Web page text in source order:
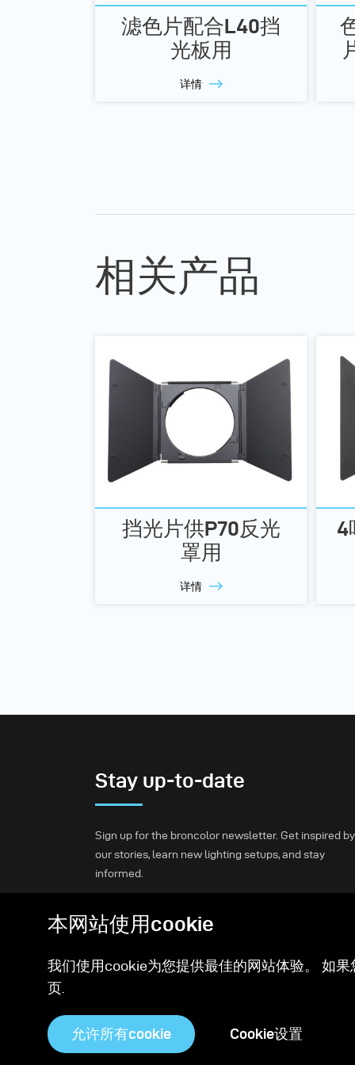
滤色片配合L40挡
光板用
详情
相关产品
挡光片供P70反光
罩用
详情
4
Stay up-to-date
Sign up for the broncolor newsletter. Get inspired by
our stories, learn new lighting setups, and stay
informed.
Subscribe
本网站使用cookie
我们使用cookie为您提供最佳的网站体验。 如
页.
允许所有cookie Cookie设置